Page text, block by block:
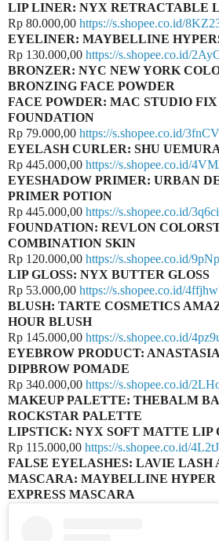
LIP LINER: NYX RETRACTABLE
Rp 80.000,00 https://s.shopee.co.id/
EYELINER: MAYBELLINE
Rp 130.000,00 https://s.shopee.co.id/
BRONZER: NYC NEW YORK
BRONZING FACE POWDER
FACE POWDER: MAC STUDIO
FOUNDATION
Rp 79.000,00 https://s.shopee.co.id/
EYELASH CURLER: SHU
Rp 445.000,00 https://s.shopee.co.id/
EYESHADOW PRIMER: URBAN
PRIMER POTION
Rp 445.000,00 https://s.shopee.co.id/
FOUNDATION: REVLON
COMBINATION SKIN
Rp 120.000,00 https://s.shopee.co.id/
LIP GLOSS: NYX BUTTER GLOSS
Rp 53.000,00 https://s.shopee.co.id/
BLUSH: TARTE COSMETICS
HOUR BLUSH
Rp 145.000,00 https://s.shopee.co.id/
EYEBROW PRODUCT:
DIPBROW POMADE
Rp 340.000,00 https://s.shopee.co.id/
MAKEUP PALETTE: THEBALM
ROCKSTAR PALETTE
LIPSTICK: NYX SOFT MATTE LIP
Rp 115.000,00 https://s.shopee.co.id/
FALSE EYELASHES: LAVIE LASH
MASCARA: MAYBELLINE
EXPRESS MASCARA